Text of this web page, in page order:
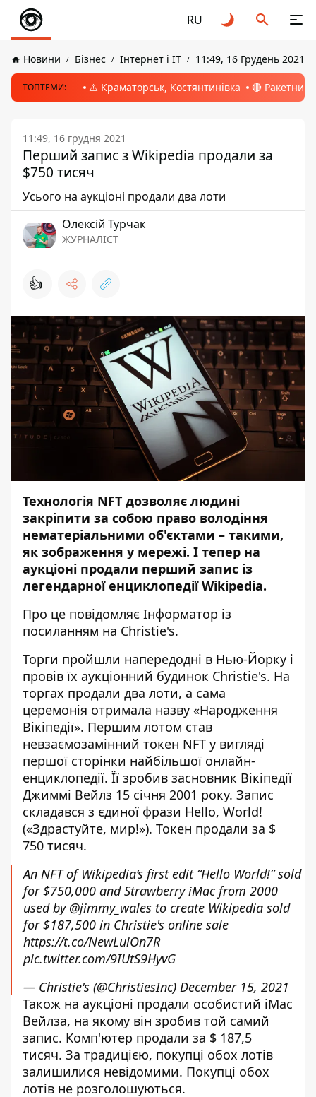
RU
Новини Бізнес Інтернет і ІТ 11:49, 16 Грудень 2021
ТОПТЕМИ: ⚠️ Краматорськ, Костянтинівка 🔴 Ракетний
11:49, 16 грудня 2021
Перший запис з Wikipedia продали за
$750 тисяч
Усього на аукціоні продали два лоти
Олексій Турчак
ЖУРНАЛІСТ
👍
Технологія NFT дозволяє людині
закріпити за собою право володіння
нематеріальними об'єктами – такими,
як зображення у мережі. І тепер на
аукціоні продали перший запис із
легендарної енциклопедії Wikipedia.
Про це повідомляє Інформатор із
посиланням на Christie's.
Торги пройшли напередодні в Нью-Йорку і
провів їх аукціонний будинок Christie's. На
торгах продали два лоти, а сама
церемонія отримала назву «Народження
Вікіпедії». Першим лотом став
невзаємозамінний токен NFT у вигляді
першої сторінки найбільшої онлайн-
енциклопедії. Її зробив засновник Вікіпедії
Джиммі Вейлз 15 січня 2001 року. Запис
складався з єдиної фрази Hello, World!
(«Здрастуйте, мир!»). Токен продали за $
750 тисяч.
An NFT of Wikipedia’s first edit “Hello World!” sold
for $750,000 and Strawberry iMac from 2000
used by @jimmy_wales to create Wikipedia sold
for $187,500 in Christie's online sale
https://t.co/NewLuiOn7R
pic.twitter.com/9IUtS9HyvG
— Christie's (@ChristiesInc) December 15, 2021
Також на аукціоні продали особистий iMac
Вейлза, на якому він зробив той самий
запис. Комп'ютер продали за $ 187,5
тисяч. За традицією, покупці обох лотів
залишилися невідомими. Покупці обох
лотів не розголошуються.